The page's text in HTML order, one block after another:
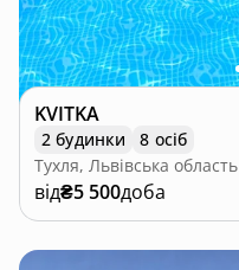
KVITKA
2 будинки
8 осіб
Тухля, Львівська область
від₴5 500доба